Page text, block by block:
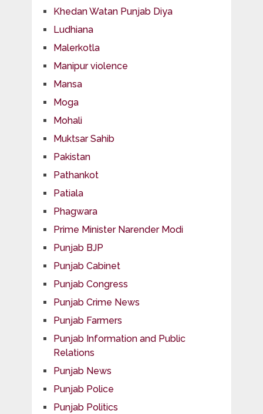
Khedan Watan Punjab Diya
Ludhiana
Malerkotla
Manipur violence
Mansa
Moga
Mohali
Muktsar Sahib
Pakistan
Pathankot
Patiala
Phagwara
Prime Minister Narender Modi
Punjab BJP
Punjab Cabinet
Punjab Congress
Punjab Crime News
Punjab Farmers
Punjab Information and Public
Relations
Punjab News
Punjab Police
Punjab Politics